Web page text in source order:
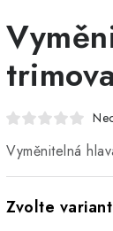
Vyměnitelná